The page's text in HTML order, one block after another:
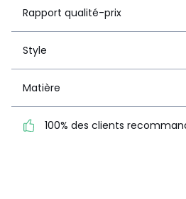
1
3
Rapport qualité-prix
Style
Matière
100% des clients